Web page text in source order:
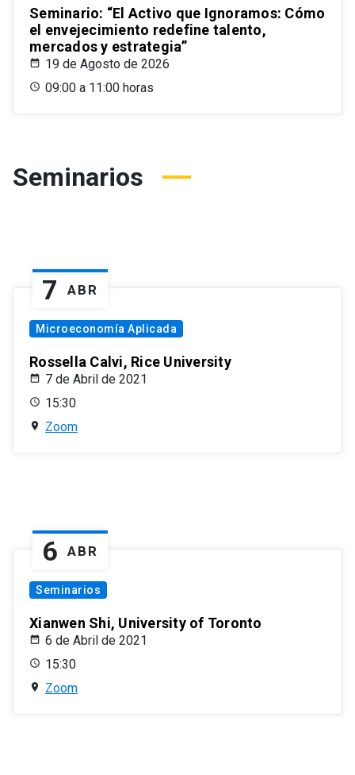
Seminario: “El Activo que Ignoramos: Cómo
el envejecimiento redefine talento,
mercados y estrategia”
19 de Agosto de 2026
09:00 a 11:00 horas
Seminarios
7 ABR
Microeconomía Aplicada
Rossella Calvi, Rice University
7 de Abril de 2021
15:30
Zoom
6 ABR
Seminarios
Xianwen Shi, University of Toronto
6 de Abril de 2021
15:30
Zoom